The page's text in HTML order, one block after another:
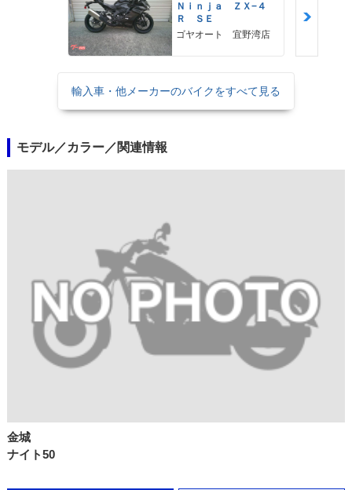
Ｎｉｎｊａ ＺＸ−４
Ｒ ＳＥ
ゴヤオート 宜野湾店
輸入車・他メーカーのバイクをすべて見る
モデル／カラー／関連情報
金城
ナイト50